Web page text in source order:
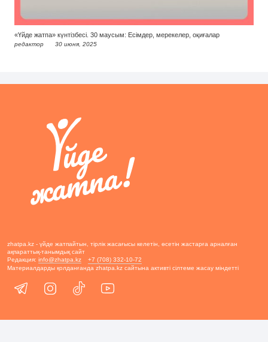
«Үйде жатпа» күнтізбесі. 30 маусым: Есімдер, мерекелер, оқиғалар
редактор 30 июня, 2025
zhatpa.kz - үйде жатпайтын, тірлік жасағысы келетін, өсетін жастарға арналған
ақпараттық-танымдық сайт
Редакция: info@zhatpa.kz
+7 (708) 332-10-72
Материалдарды қолданғанда zhatpa.kz сайтына активті сілтеме жасау міндетті